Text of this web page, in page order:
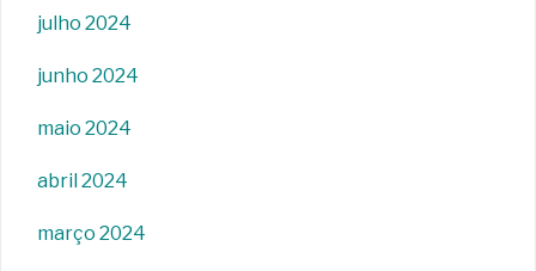
julho 2024
junho 2024
maio 2024
abril 2024
março 2024